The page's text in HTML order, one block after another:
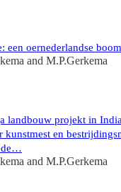
een oernederlandse boom
and M.P.Gerkema
landbouw projekt in
kunstmest en
de…
and M.P.Gerkema